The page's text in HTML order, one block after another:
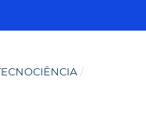
/